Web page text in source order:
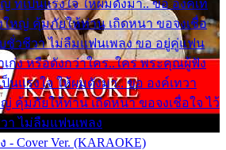
ที่เป็นแรงใจ ให้ผมดังมา.. ขอ องค์เท
ใหญ่ คุ้มภัยให้ท่าน เถิดหนา ขอจงเชื่อ
บชั่วชีวา ไม่ลืมแฟนเพลง ขอ อยู่คู่แฟน
เก่ง หรือดังกว่าใคร..ใคร พระคุณผู้ฟัง
นแรงใจ ให้ผมดังมา.. ขอ องค์เทวา
คุ้มภัยให้ท่าน เถิดหนา ขอจงเชื่อใจ ไว้
า ไม่ลืมแฟนเพลง
Cover Ver. (KARAOKE)